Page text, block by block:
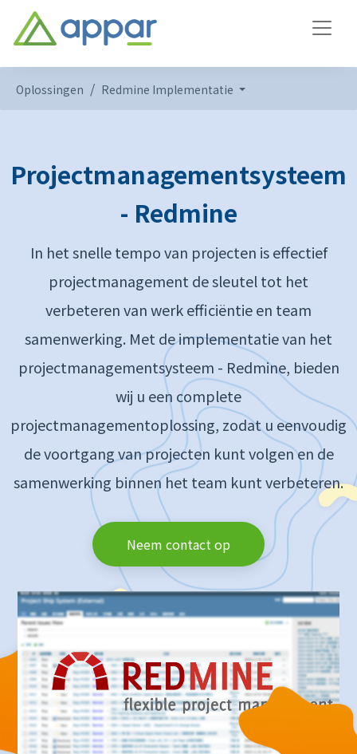
Oplossingen Redmine Implementatie
Projectmanagementsysteem
- Redmine
In het snelle tempo van projecten is effectief
projectmanagement de sleutel tot het
verbeteren van werk efficiëntie en team
samenwerking. Met de implementatie van het
projectmanagementsysteem - Redmine, bieden
wij u een complete
projectmanagementoplossing, zodat u eenvoudig
de voortgang van projecten kunt volgen en de
samenwerking binnen het team kunt verbeteren.
Neem contact op